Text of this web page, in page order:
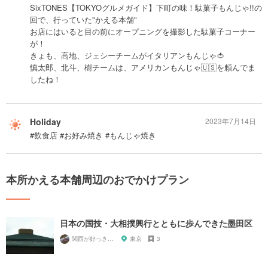
SixTONES【TOKYOグルメガイド】下町の味！駄菓子もんじゃ!!の
回で、行っていた"かえる本舗"
お店にはいると目の前にオープニングを撮影した駄菓子コーナー
が！
きょも、高地、ジェシーチームがイタリアンもんじゃ🍅
慎太郎、北斗、樹チームは、アメリカンもんじゃ🇺🇸を頼んでま
したね！
Holiday
#飲食店 #お好み焼き #もんじゃ焼き
2023年7月14日
本所かえる本舗周辺のおでかけプラン
日本の国技・大相撲興行とともに歩んできた墨田区
東京 3